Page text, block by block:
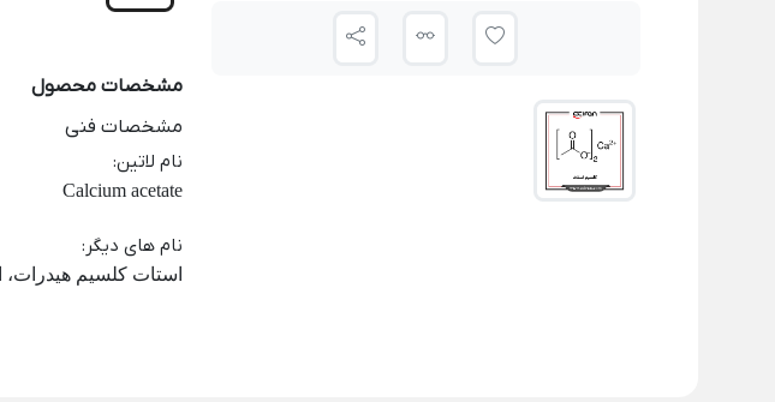
مشخصات محصول
مشخصات فنی
نام لاتین:
Calcium acetate
نام های دیگر :
استات کلسیم